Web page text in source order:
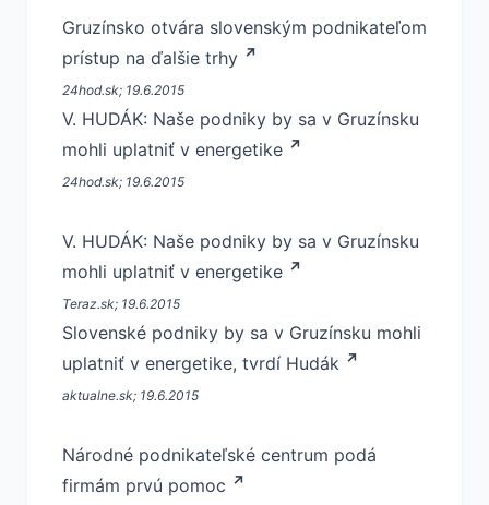
Gruzínsko otvára slovenským podnikateľom
prístup na ďalšie trhy
24hod.sk; 19.6.2015
V. HUDÁK: Naše podniky by sa v Gruzínsku
mohli uplatniť v energetike
24hod.sk; 19.6.2015
V. HUDÁK: Naše podniky by sa v Gruzínsku
mohli uplatniť v energetike
Teraz.sk; 19.6.2015
Slovenské podniky by sa v Gruzínsku mohli
uplatniť v energetike, tvrdí Hudák
aktualne.sk; 19.6.2015
Národné podnikateľské centrum podá
firmám prvú pomoc